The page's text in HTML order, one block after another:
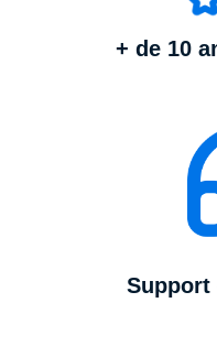
+ de 10